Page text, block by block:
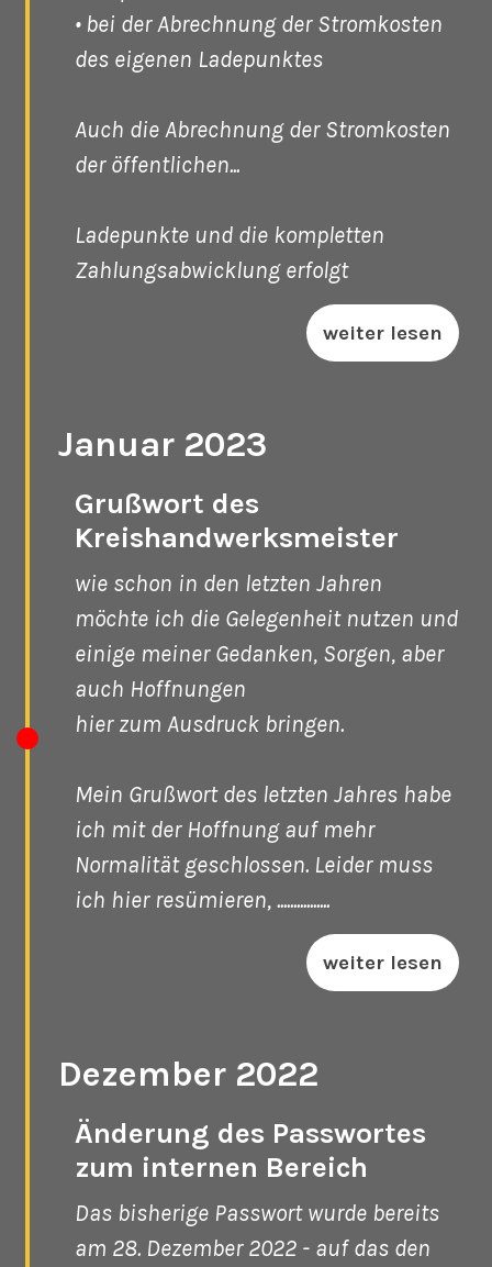
• bei der Abrechnung der Stromkosten
des eigenen Ladepunktes
Auch die Abrechnung der Stromkosten
der öffentlichen...
Ladepunkte und die kompletten
Zahlungsabwicklung erfolgt
weiter lesen
Grußwort des
Kreishandwerksmeister
wie schon in den letzten Jahren
möchte ich die Gelegenheit nutzen und
einige meiner Gedanken, Sorgen, aber
auch Hoffnungen
hier zum Ausdruck bringen.
Mein Grußwort des letzten Jahres habe
ich mit der Hoffnung auf mehr
Normalität geschlossen. Leider muss
ich hier resümieren, ................
weiter lesen
Januar 2023
Änderung des Passwortes
zum internen Bereich
Das bisherige Passwort wurde bereits
am 28. Dezember 2022 - auf das den
Dezember 2022